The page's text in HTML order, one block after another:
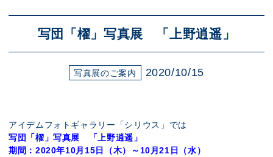
写団「櫂」写真展 「上野逍遥」
写真展のご案内 2020/10/15
アイデムフォトギャラリー「シリウス」では
写団「櫂」写真展 「上野逍遥」
期間：2020年10月15日（木）～10月21日（水）
アクセス